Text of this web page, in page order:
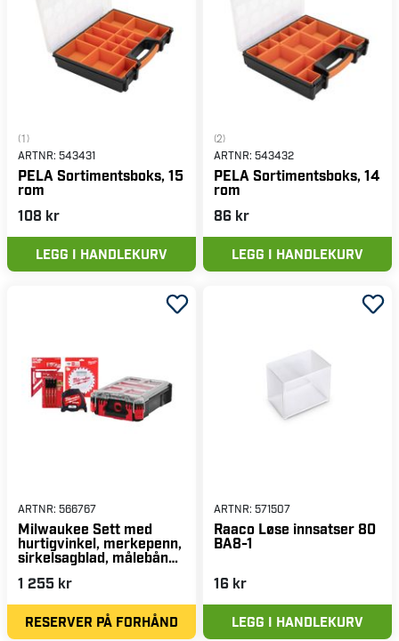
(1)
ARTNR: 543431
PELA Sortimentsboks, 15
rom
108 kr
LEGG I HANDLEKURV
(2)
ARTNR: 543432
PELA Sortimentsboks, 14
rom
86 kr
LEGG I HANDLEKURV
ARTNR: 566767
Milwaukee Sett med
hurtigvinkel, merkepenn,
sirkelsagblad, målebånd
1 255 kr
RESERVER PÅ FORHÅND
ARTNR: 571507
Raaco Løse innsatser 80
BA8-1
16 kr
LEGG I HANDLEKURV